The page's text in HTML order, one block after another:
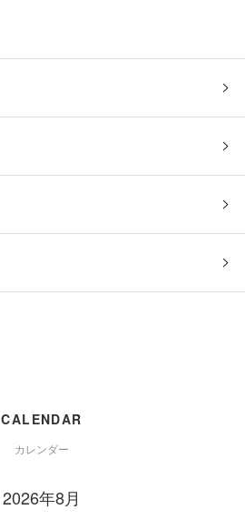
CALENDAR
カレンダー
2026年8月